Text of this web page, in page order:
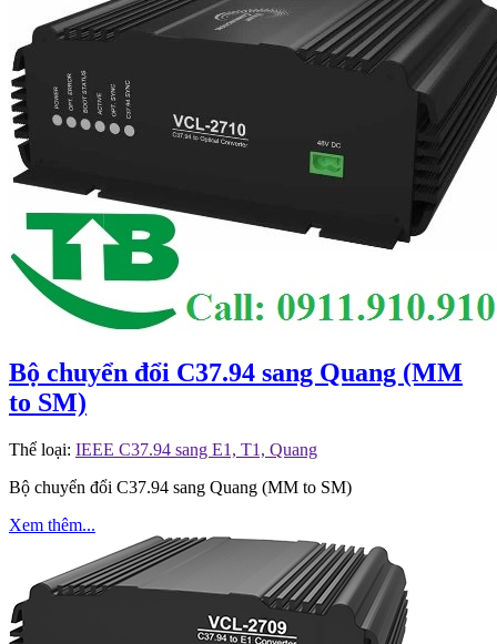
Bộ chuyển đổi C37.94 sang Quang (MM
to SM)
Thể loại: IEEE C37.94 sang E1, T1, Quang
Bộ chuyển đổi C37.94 sang Quang (MM to SM)
Xem thêm...